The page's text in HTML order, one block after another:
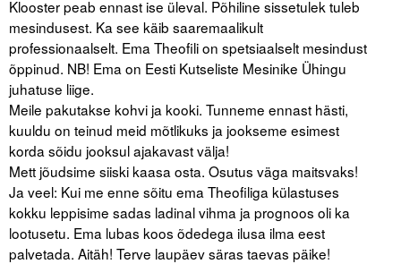
Klooster peab ennast ise üleval. Põhiline sissetulek tuleb
mesindusest. Ka see käib saaremaalikult
professionaalselt. Ema Theofili on spetsiaalselt mesindust
õppinud. NB! Ema on Eesti Kutseliste Mesinike Ühingu
juhatuse liige.
Meile pakutakse kohvi ja kooki. Tunneme ennast hästi,
kuuldu on teinud meid mõtlikuks ja jookseme esimest
korda sõidu jooksul ajakavast välja!
Mett jõudsime siiski kaasa osta. Osutus väga maitsvaks!
Ja veel: Kui me enne sõitu ema Theofiliga külastuses
kokku leppisime sadas ladinal vihma ja prognoos oli ka
lootusetu. Ema lubas koos õdedega ilusa ilma eest
palvetada. Aitäh! Terve laupäev säras taevas päike!